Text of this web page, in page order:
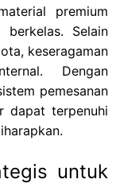
premium
Selain
keseragaman
Dengan
pemesanan
dapat terpenuhi
untuk